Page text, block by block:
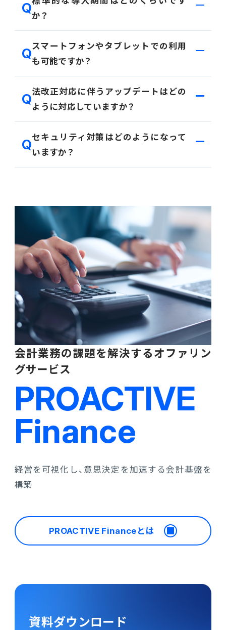
か？
導入期間は作業範囲や導入体制により異なりますが、
会計系をFit to Standard、SaaSでご利用いただく場
合は最短で約3ヶ月が目安です。
すので、詳細はお問い合わせください。
スマートフォンやタブレットでの利用
も可能ですか？
可能です。経費、承認・人事申請・給与明細閲覧などが
モバイル専用アプリでご利用いただけます。
その他機能もURLを入力いただくことでブラウザより
法改正対応に伴うアップデートはどの
ように対応していますか？
PROACTIVEは法改正に対応しており、必要なアップ
デートは当社にて作業を実施します。
セキュリティ対策はどのようになって
いますか？
会計業務の課題を解決するオファリン
グサービス
PROACTIVE
Finance
経営を可視化し、意思決定を加速する会計基盤を
構築
PROACTIVE Financeとは
資料ダウンロード